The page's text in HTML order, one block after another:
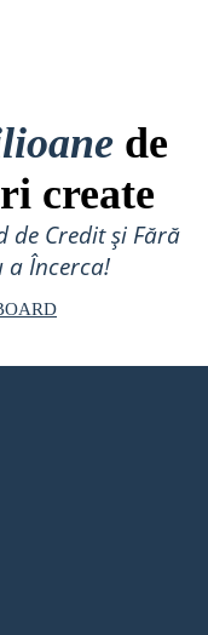
de
create
de Credit și Fără
a Încerca!